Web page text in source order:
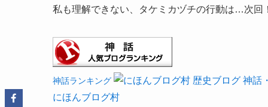
私も理解できない、タケミカヅチの行動は…次回
神話ランキング
にほんブログ村